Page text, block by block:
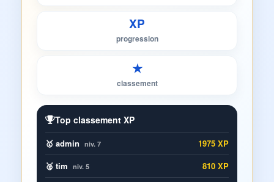
XP
progression
★
classement
Top classement XP
🥇 admin niv. 7
1975 XP
🥈 tim niv. 5
810 XP